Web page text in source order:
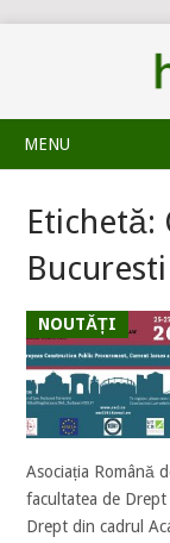
MENU
Etichetă:
Bucuresti
NOUTĂȚI
Asociația Română
facultatea de
Drept din cadrul